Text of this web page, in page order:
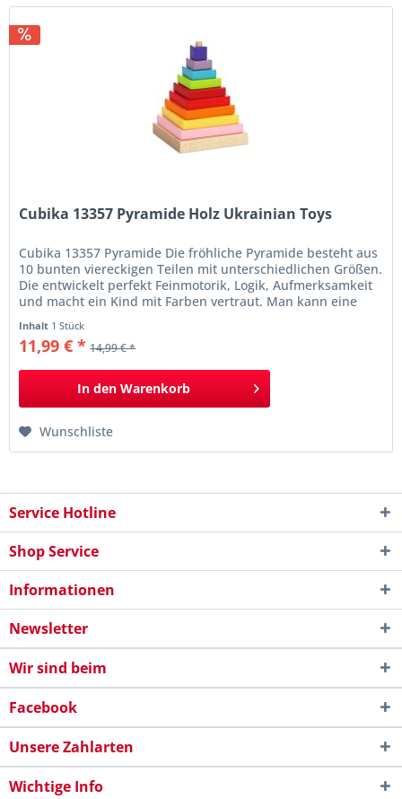
Cubika 13357 Pyramide Holz Ukrainian Toys
Cubika 13357 Pyramide Die fröhliche Pyramide besteht aus
10 bunten viereckigen Teilen mit unterschiedlichen Größen.
Die entwickelt perfekt Feinmotorik, Logik, Aufmerksamkeit
und macht ein Kind mit Farben vertraut. Man kann eine
eigene Idee bauen. Informationen bunte Pyramide Maße:
(LxBxH): 11,5 x 11,5 x 17 cm 9 Teile...
Inhalt 1 Stück
11,99 € * 14,99 € *
In den Warenkorb
Wunschliste
Service Hotline
Shop Service
Informationen
Newsletter
Wir sind beim
Facebook
Unsere Zahlarten
Wichtige Info